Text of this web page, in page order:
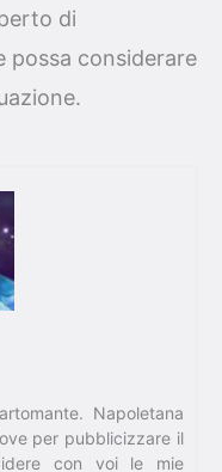
di
possa considerare
Napoletana
per pubblicizzare il
con voi le mie